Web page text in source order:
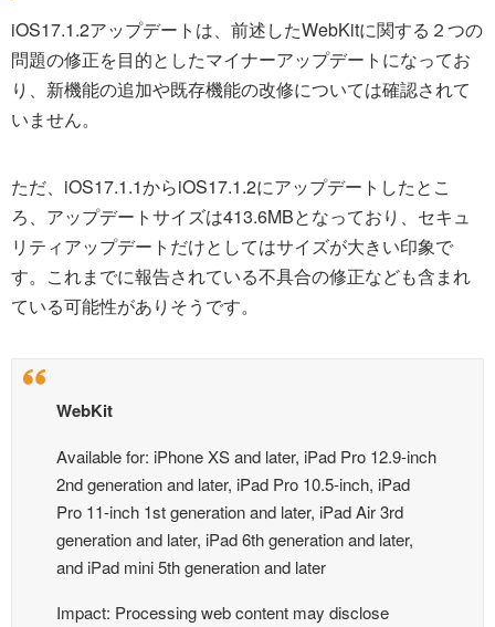
iOS17.1.2アップデートは、前述したWebKitに関する２つの
問題の修正を目的としたマイナーアップデートになってお
り、新機能の追加や既存機能の改修については確認されて
いません。
ただ、iOS17.1.1からiOS17.1.2にアップデートしたとこ
ろ、アップデートサイズは413.6MBとなっており、セキュ
リティアップデートだけとしてはサイズが大きい印象で
す。これまでに報告されている不具合の修正なども含まれ
ている可能性がありそうです。
WebKit
Available for: iPhone XS and later, iPad Pro 12.9-inch
2nd generation and later, iPad Pro 10.5-inch, iPad
Pro 11-inch 1st generation and later, iPad Air 3rd
generation and later, iPad 6th generation and later,
and iPad mini 5th generation and later
Impact: Processing web content may disclose